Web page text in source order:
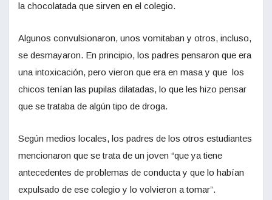
la chocolatada que sirven en el colegio.
Algunos convulsionaron, unos vomitaban y otros, incluso,
se desmayaron. En principio, los padres pensaron que era
una intoxicación, pero vieron que era en masa y que los
chicos tenían las pupilas dilatadas, lo que les hizo pensar
que se trataba de algún tipo de droga.
Según medios locales, los padres de los otros estudiantes
mencionaron que se trata de un joven “que ya tiene
antecedentes de problemas de conducta y que lo habían
expulsado de ese colegio y lo volvieron a tomar”.